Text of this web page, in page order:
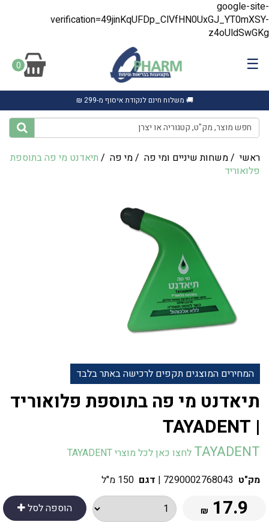
google-site-
verification=49jinKqUFDp_ClVfHN0UxGJ_YT0mXSY-
z4oUldSwGKg
☰
0
🚚 משלוח חינם לנקודת איסוף מ-299 ₪
ראשי /משחות שיניים ומי פה /מי פה / ‎תיאדנט מי פה בתוספת
פלואוריד
המחירים המוצגים תקפים לרכישה באתר בלבד
‎תיאדנט מי פה בתוספת פלואוריד
| TAYADENT
TAYADENT לחצו כאן לכל מוצרי TAYADENT
מק"ט 7290002768043
| דגם 150 מ"ל
הוספה לסל
17.9
₪